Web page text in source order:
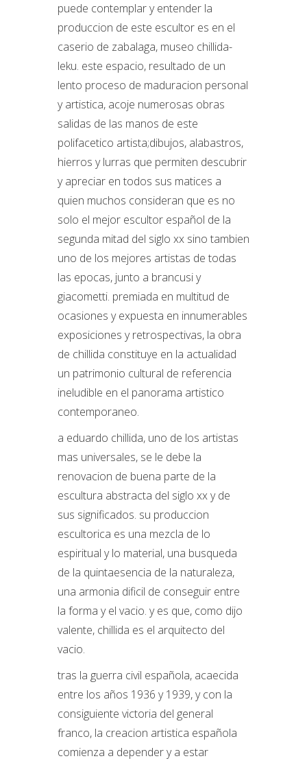
puede contemplar y entender la
produccion de este escultor es en el
caserio de zabalaga, museo chillida-
leku. este espacio, resultado de un
lento proceso de maduracion personal
y artistica, acoje numerosas obras
salidas de las manos de este
polifacetico artista;dibujos, alabastros,
hierros y lurras que permiten descubrir
y apreciar en todos sus matices a
quien muchos consideran que es no
solo el mejor escultor español de la
segunda mitad del siglo xx sino tambien
uno de los mejores artistas de todas
las epocas, junto a brancusi y
giacometti. premiada en multitud de
ocasiones y expuesta en innumerables
exposiciones y retrospectivas, la obra
de chillida constituye en la actualidad
un patrimonio cultural de referencia
ineludible en el panorama artistico
contemporaneo.
a eduardo chillida, uno de los artistas
mas universales, se le debe la
renovacion de buena parte de la
escultura abstracta del siglo xx y de
sus significados. su produccion
escultorica es una mezcla de lo
espiritual y lo material, una busqueda
de la quintaesencia de la naturaleza,
una armonia dificil de conseguir entre
la forma y el vacio. y es que, como dijo
valente, chillida es el arquitecto del
vacio.
tras la guerra civil española, acaecida
entre los años 1936 y 1939, y con la
consiguiente victoria del general
franco, la creacion artistica española
comienza a depender y a estar